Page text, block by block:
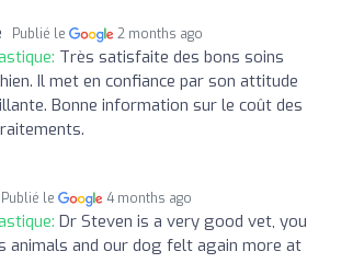
Publié le 2 months ago
Très satisfaite des bons soins
Il met en confiance par son attitude
Bonne information sur le coût des
Publié le 4 months ago
Dr Steven is a very good vet, you
animals and our dog felt again more at